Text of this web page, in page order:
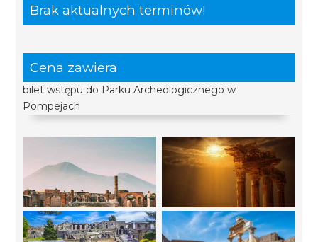
Brak aktualnych terminów!
Cena zawiera
bilet wstępu do Parku Archeologicznego w
Pompejach